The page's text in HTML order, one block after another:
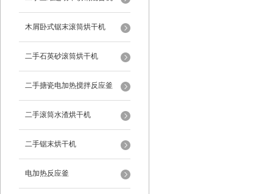
木屑卧式锯末滚筒烘干机
二手石英砂滚筒烘干机
二手搪瓷电加热搅拌反应釜
二手滚筒水渣烘干机
二手锯末烘干机
电加热反应釜